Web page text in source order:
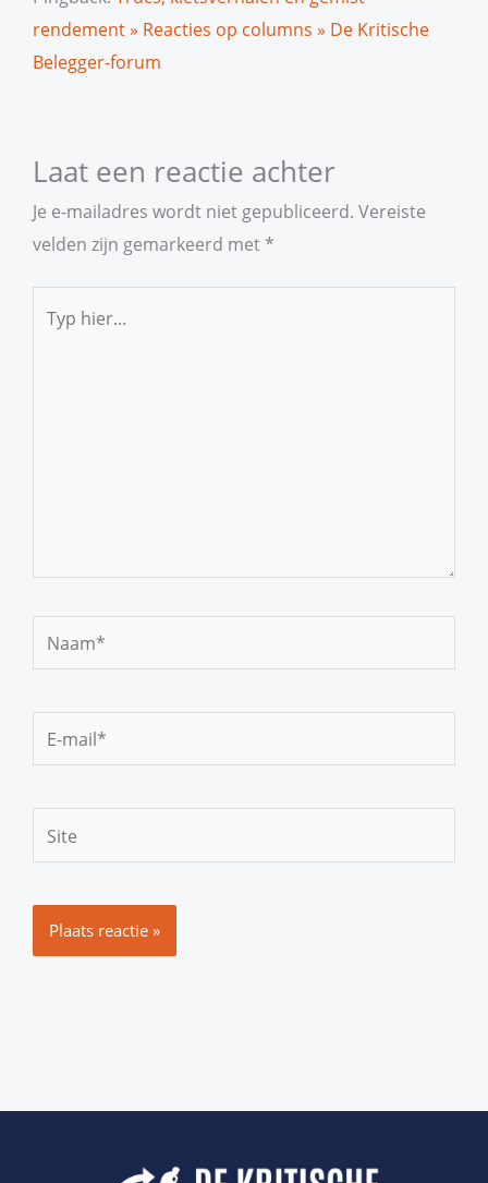
rendement » Reacties op columns » De Kritische
Belegger-forum
Laat een reactie achter
Je e-mailadres wordt niet gepubliceerd. Vereiste
velden zijn gemarkeerd met *
hier...
mail*